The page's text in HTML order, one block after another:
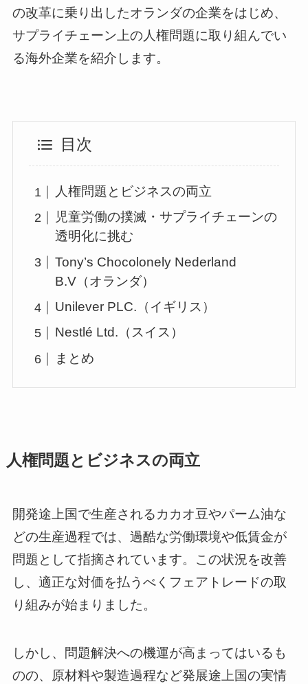
の改革に乗り出したオランダの企業をはじめ、
サプライチェーン上の人権問題に取り組んでい
る海外企業を紹介します。
目次
人権問題とビジネスの両立
児童労働の撲滅・サプライチェーンの
透明化に挑む
Tony’s Chocolonely Nederland
B.V（オランダ）
Unilever PLC.（イギリス）
Nestlé Ltd.（スイス）
まとめ
人権問題とビジネスの両立
開発途上国で生産されるカカオ豆やパーム油な
どの生産過程では、過酷な労働環境や低賃金が
問題として指摘されています。この状況を改善
し、適正な対価を払うべくフェアトレードの取
り組みが始まりました。
しかし、問題解決への機運が高まってはいるも
のの、原材料や製造過程など発展途上国の実情